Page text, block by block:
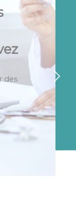
des